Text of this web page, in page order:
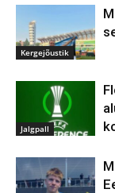
Kergejõustik
Jalgpall